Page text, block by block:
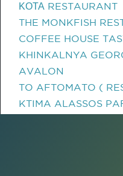
ΚΟΤΑ RESTAURANT
THE MONKFISH
COFFEE HOUSE
KHINKALNYA
AVALON
TO AFTOMATO (
KTIMA ALASSOS